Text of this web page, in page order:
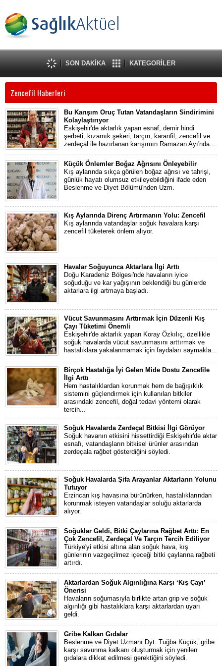
SON DAKİKA KATEGORİLER
Zencefil Haberleri
Bu Karışım Oruç Tutan Vatandaşların Sindirimini
Kolaylaştırıyor
Eskişehir'de aktarlık yapan esnaf, demir hindi
şerbeti, kızamık şekeri, tarçın, karanfil, zencefil ve
zerdeçal ile hazırlanan karışımın Ramazan Ayı'nda...
Küçük Önlemler Boğaz Ağrısını Önleyebilir
Kış aylarında sıkça görülen boğaz ağrısı ve tahrişi,
günlük hayatı olumsuz etkileyebildiğini ifade eden
Beslenme ve Diyet Bölümü'nden Uzm.
Kış Aylarında Direnç Artırmanın Yolu: Zencefil
Kış aylarında vatandaşlar soğuk havalara karşı
zencefil tüketerek önlem alıyor.
Havalar Soğuyunca Aktarlara İlgi Arttı
Doğu Karadeniz Bölgesi'nde havaların iyice
soğuduğu ve kar yağışının beklendiği bu günlerde
aktarlara ilgi artmaya başladı.
Vücut Savunmasını Arttırmak İçin Düzenli Kış
Çayı Tüketimi Önemli
Eskişehir'de aktarlık yapan Koray Özkılıç, özellikle
soğuk havalarda vücut savunmasını arttırmak ve
hastalıklara yakalanmamak için faydaları saymakla...
Birçok Hastalığa İyi Gelen Mide Dostu Zencefile
İlgi Arttı
Hem hastalıklardan korunmak hem de bağışıklık
sistemini güçlendirmek için kullanılan bitkiler
arasındaki zencefil, doğal tedavi yöntemi olarak
tercih...
Soğuk Havalarda Zerdeçal Bitkisi İlgi Görüyor
Soğuk havanın etkisini hissettirdiği Eskişehir'de aktar
esnafı, vatandaşların bitkisel ürünler arasından
zerdeçala rağbet gösterdiğini söyledi.
Soğuk Havalarda Şifa Arayanlar Aktarların Yolunu
Tutuyor
Erzincan kış havasına bürünürken, hastalıklarından
korunmak isteyen vatandaşlar soluğu aktarlarda
alıyor.
Soğuklar Geldi, Bitki Çaylarına Rağbet Arttı: En
Çok Zencefil, Zerdeçal Ve Tarçın Tercih Ediliyor
Türkiye'yi etkisi altına alan soğuk hava, kış
günlerinin vazgeçilmez içeceği bitki çaylarına rağbeti
artırdı.
Aktarlardan Soğuk Algınlığına Karşı ‘Kış Çayı’
Önerisi
Havaların soğumasıyla birlikte artan grip ve soğuk
algınlığı gibi hastalıklara karşı aktarlardan uyarı
geldi.
Gribe Kalkan Gıdalar
Beslenme ve Diyet Uzmanı Dyt. Tuğba Küçük, gribe
karşı savunma kalkanı oluşturmak için yenilen
gıdalara dikkat edilmesi gerektiğini söyledi.